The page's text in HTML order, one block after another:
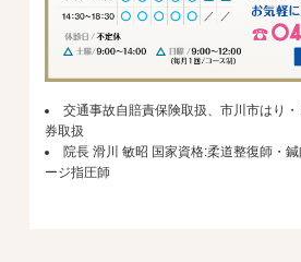
交通事故自賠責保険取扱、市川市はり
券取扱
院長 滑川 敏昭 国家資格:柔道整復師・
ージ指圧師